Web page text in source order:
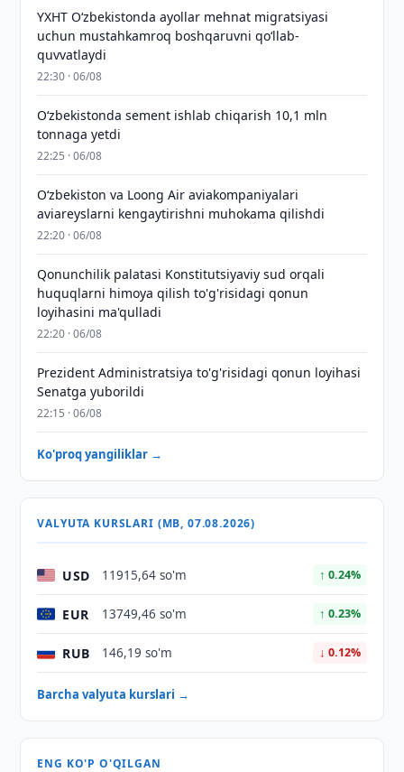
YXHT O‘zbekistonda ayollar mehnat migratsiyasi
uchun mustahkamroq boshqaruvni qo‘llab-
quvvatlaydi
22:30 · 06/08
O‘zbekistonda sement ishlab chiqarish 10,1 mln
tonnaga yetdi
22:25 · 06/08
Oʻzbekiston va Loong Air aviakompaniyalari
aviareyslarni kengaytirishni muhokama qilishdi
22:20 · 06/08
Qonunchilik palatasi Konstitutsiyaviy sud orqali
huquqlarni himoya qilish to'g'risidagi qonun
loyihasini ma'qulladi
22:20 · 06/08
Prezident Administratsiya to'g'risidagi qonun loyihasi
Senatga yuborildi
22:15 · 06/08
Ko'proq yangiliklar →
VALYUTA KURSLARI (MB, 07.08.2026)
USD 11915,64 so'm ↑ 0.24%
EUR 13749,46 so'm ↑ 0.23%
RUB 146,19 so'm ↓ 0.12%
Barcha valyuta kurslari →
ENG KO'P O'QILGAN